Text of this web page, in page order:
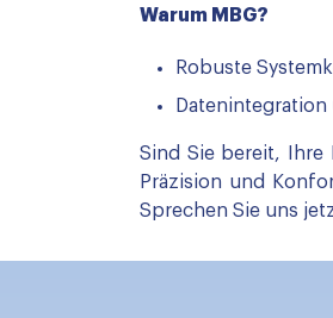
Warum MBG?
Robuste
Sind Sie bereit, Ihre
Präzision und
Sprechen Sie uns